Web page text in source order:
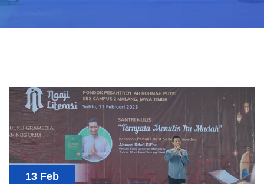
13 Feb